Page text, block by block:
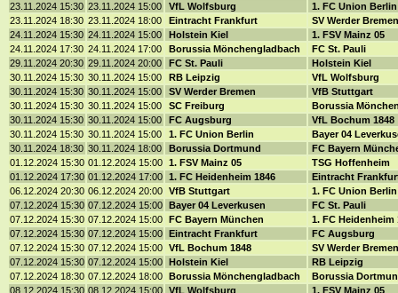
23.11.2024 15:30 23.11.2024 15:00 VfL Wolfsburg
1. FC Union
23.11.2024 18:30 23.11.2024 18:00 Eintracht Frankfurt
SV Werder
24.11.2024 15:30 24.11.2024 15:00 Holstein Kiel
1. FSV Mainz 05
24.11.2024 17:30 24.11.2024 17:00 Borussia Mönchengladbach
FC St. Pauli
29.11.2024 20:30 29.11.2024 20:00 FC St. Pauli
Holstein Kiel
30.11.2024 15:30 30.11.2024 15:00 RB Leipzig
VfL Wolfsburg
30.11.2024 15:30 30.11.2024 15:00 SV Werder Bremen
VfB Stuttgart
30.11.2024 15:30 30.11.2024 15:00 SC Freiburg
Borussia
30.11.2024 15:30 30.11.2024 15:00 FC Augsburg
VfL Bochum 1848
30.11.2024 15:30 30.11.2024 15:00 1. FC Union Berlin
Bayer 04
30.11.2024 18:30 30.11.2024 18:00 Borussia Dortmund
FC Bayern
01.12.2024 15:30 01.12.2024 15:00 1. FSV Mainz 05
TSG Hoffenheim
01.12.2024 17:30 01.12.2024 17:00 1. FC Heidenheim 1846
Eintracht
06.12.2024 20:30 06.12.2024 20:00 VfB Stuttgart
1. FC Union
07.12.2024 15:30 07.12.2024 15:00 Bayer 04 Leverkusen
FC St. Pauli
07.12.2024 15:30 07.12.2024 15:00 FC Bayern München
1. FC Heidenheim
07.12.2024 15:30 07.12.2024 15:00 Eintracht Frankfurt
FC Augsburg
07.12.2024 15:30 07.12.2024 15:00 VfL Bochum 1848
SV Werder
07.12.2024 15:30 07.12.2024 15:00 Holstein Kiel
RB Leipzig
07.12.2024 18:30 07.12.2024 18:00 Borussia Mönchengladbach
Borussia
08.12.2024 15:30 08.12.2024 15:00 VfL Wolfsburg
1. FSV Mainz 05